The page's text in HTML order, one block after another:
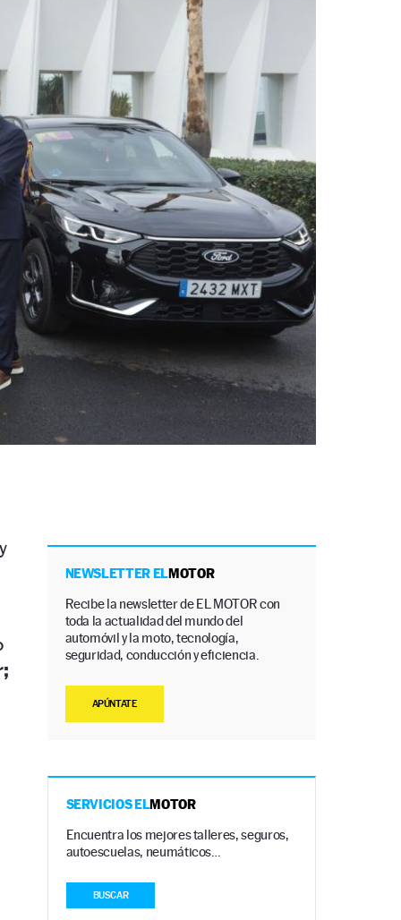
NEWSLETTER ELMOTOR
Recibe la newsletter de EL MOTOR con
toda la actualidad del mundo del
automóvil y la moto, tecnología,
seguridad, conducción y eficiencia.
APÚNTATE
SERVICIOS ELMOTOR
Encuentra los mejores talleres, seguros,
autoescuelas, neumáticos…
BUSCAR